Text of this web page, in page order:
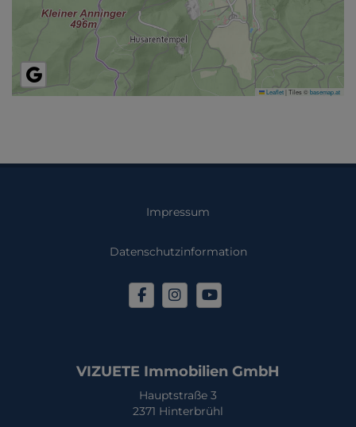
Leaflet| Tiles ©basemap.at
Impressum
Datenschutzinformation
VIZUETE Immobilien GmbH
Hauptstraße 3
2371 Hinterbrühl